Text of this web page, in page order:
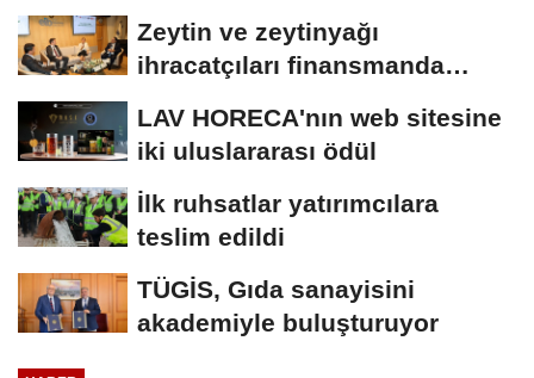
Zeytin ve zeytinyağı
ihracatçıları finansmanda
LAV HORECA'nın web sitesine
iki uluslararası ödül
İlk ruhsatlar yatırımcılara
teslim edildi
TÜGİS, Gıda sanayisini
akademiyle buluşturuyor